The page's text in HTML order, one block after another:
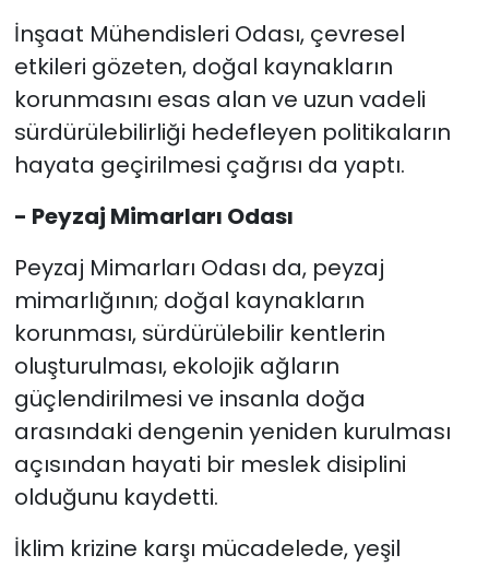
İnşaat Mühendisleri Odası, çevresel
etkileri gözeten, doğal kaynakların
korunmasını esas alan ve uzun vadeli
sürdürülebilirliği hedefleyen politikaların
hayata geçirilmesi çağrısı da yaptı.
- Peyzaj Mimarları Odası
Peyzaj Mimarları Odası da, peyzaj
mimarlığının; doğal kaynakların
korunması, sürdürülebilir kentlerin
oluşturulması, ekolojik ağların
güçlendirilmesi ve insanla doğa
arasındaki dengenin yeniden kurulması
açısından hayati bir meslek disiplini
olduğunu kaydetti.
İklim krizine karşı mücadelede, yeşil